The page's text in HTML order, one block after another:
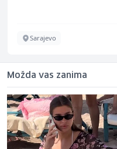
Sarajevo
Možda vas zanima